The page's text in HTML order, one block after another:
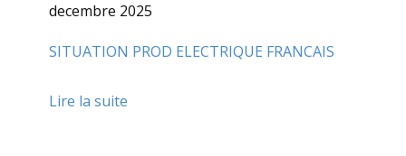
decembre 2025
SITUATION PROD ELECTRIQUE FRANCAIS
Lire la suite